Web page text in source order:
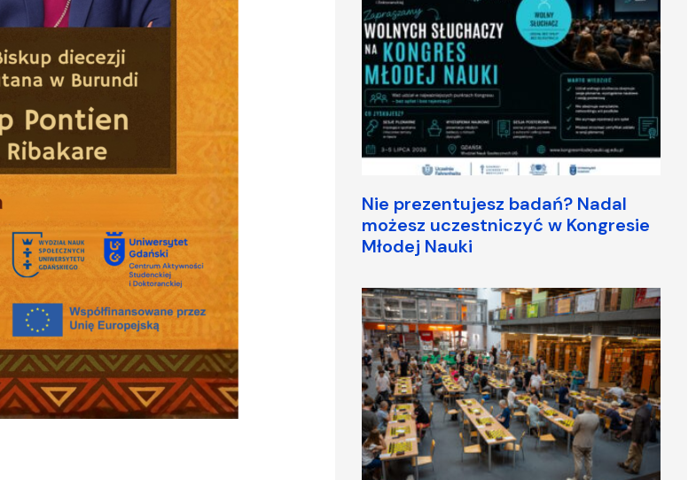
Nie prezentujesz badań? Nadal
możesz uczestniczyć w Kongresie
Młodej Nauki